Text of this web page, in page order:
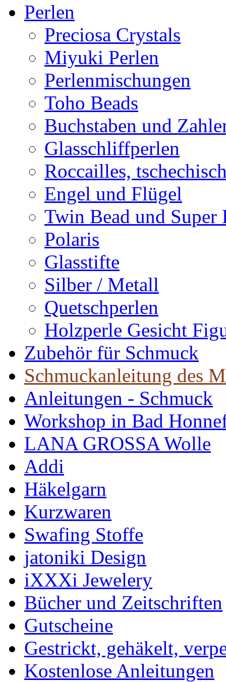
Perlen
Preciosa Crystals
Miyuki Perlen
Perlenmischungen
Toho Beads
Buchstaben und
Glasschliffperlen
Roccailles,
Engel und Flügel
Twin Bead und Super
Polaris
Glasstifte
Silber / Metall
Quetschperlen
Holzperle Gesicht
Zubehör für Schmuck
Schmuckanleitung des
Anleitungen - Schmuck
Workshop in Bad
LANA GROSSA Wolle
Addi
Häkelgarn
Kurzwaren
Swafing Stoffe
jatoniki Design
iXXXi Jewelery
Bücher und Zeitschriften
Gutscheine
Gestrickt, gehäkelt,
Kostenlose Anleitungen